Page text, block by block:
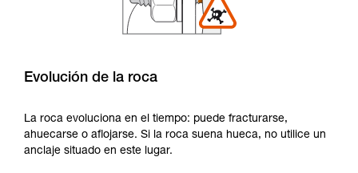
Evolución de la roca
La roca evoluciona en el tiempo: puede fracturarse,
ahuecarse o aflojarse. Si la roca suena hueca, no utilice un
anclaje situado en este lugar.